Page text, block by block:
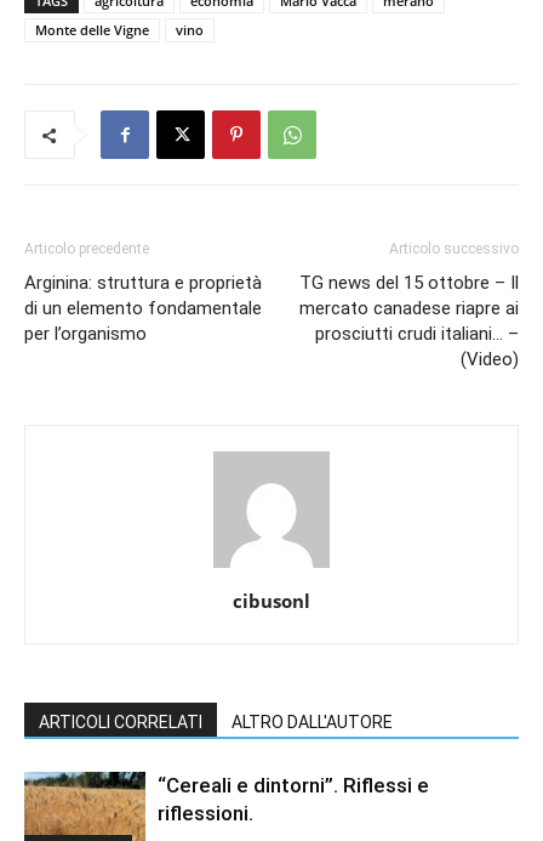
Monte delle Vigne
vino
Articolo precedente
Arginina: struttura e proprietà
di un elemento fondamentale
per l’organismo
Articolo successivo
TG news del 15 ottobre – Il
mercato canadese riapre ai
prosciutti crudi italiani… –
(Video)
cibusonl
ARTICOLI CORRELATI ALTRO DALL'AUTORE
“Cereali e dintorni”. Riflessi e
riflessioni.